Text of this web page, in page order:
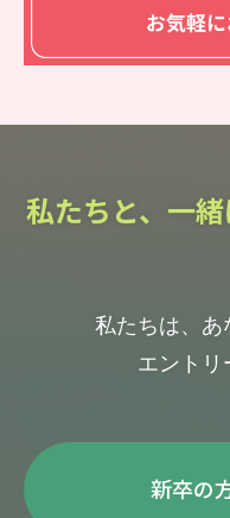
私たちと、一
私たちは、あ
エントリ
新卒の